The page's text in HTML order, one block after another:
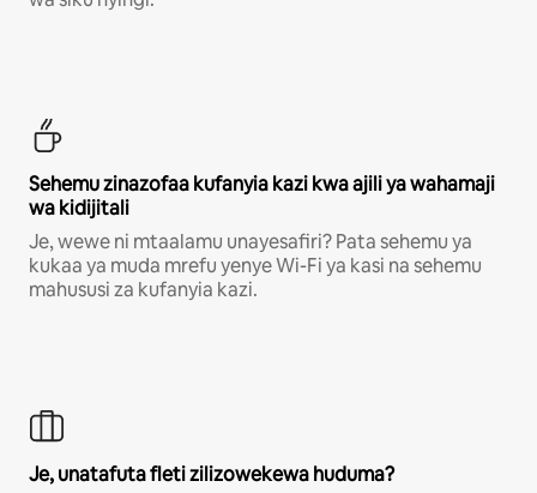
Sehemu zinazofaa kufanyia kazi kwa ajili ya wahamaji
wa kidijitali
Je, wewe ni mtaalamu unayesafiri? Pata sehemu ya
kukaa ya muda mrefu yenye Wi-Fi ya kasi na sehemu
mahususi za kufanyia kazi.
Je, unatafuta fleti zilizowekewa huduma?